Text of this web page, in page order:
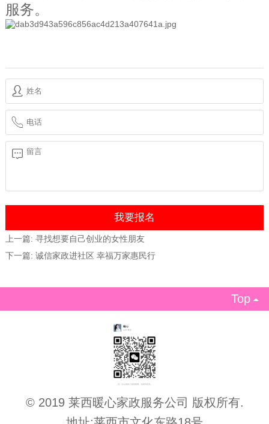
服务。
上一篇: 寻找想要自己创业的女性朋友
下一篇: 诚信家政进社区 幸福万家惠民行
Top
© 2019 莱西暖心家政服务公司 版权所有.